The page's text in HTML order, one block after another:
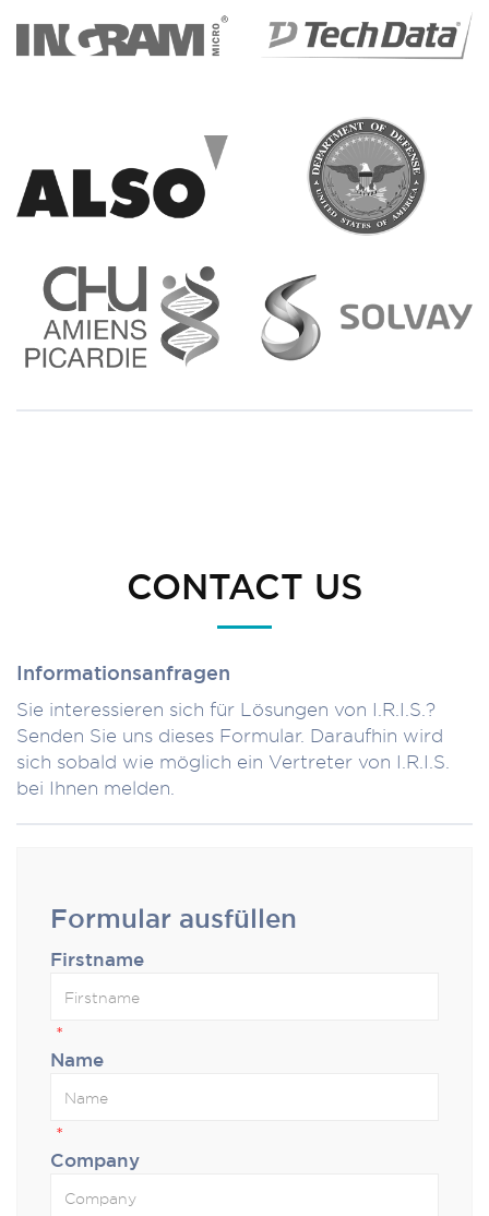
CONTACT US
Informationsanfragen
Sie interessieren sich für Lösungen von I.R.I.S.?
Senden Sie uns dieses Formular. Daraufhin wird
sich sobald wie möglich ein Vertreter von I.R.I.S.
bei Ihnen melden.
Formular ausfüllen
Firstname
*
Name
*
Company